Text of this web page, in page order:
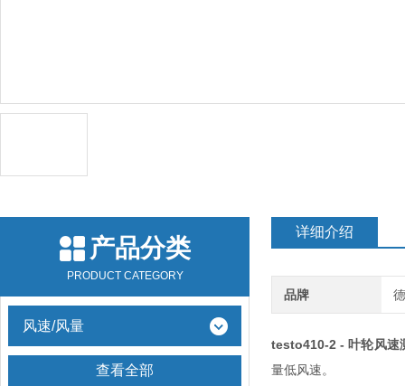
产品分类
PRODUCT CATEGORY
风速/风量
查看全部
详细介绍
品牌
testo410-2 - 叶轮风速
量低风速。